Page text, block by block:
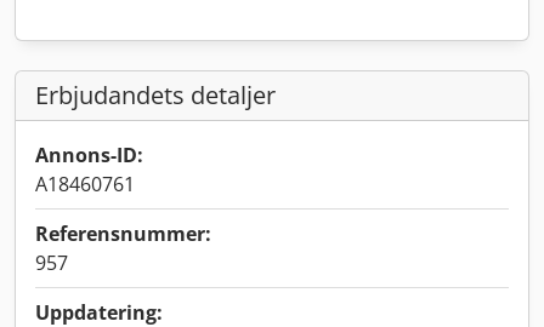
Erbjudandets detaljer
Annons-ID:
A18460761
Referensnummer:
957
Uppdatering: